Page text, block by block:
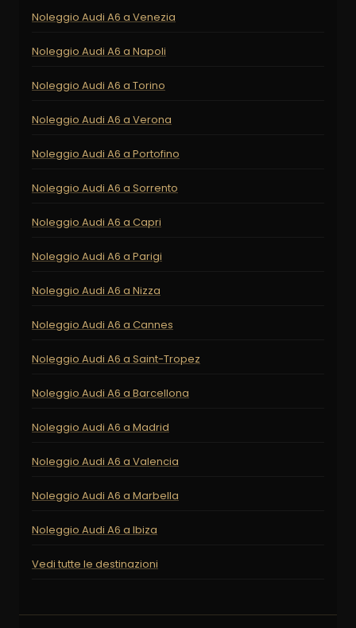
Noleggio Audi A6 a Venezia
Noleggio Audi A6 a Napoli
Noleggio Audi A6 a Torino
Noleggio Audi A6 a Verona
Noleggio Audi A6 a Portofino
Noleggio Audi A6 a Sorrento
Noleggio Audi A6 a Capri
Noleggio Audi A6 a Parigi
Noleggio Audi A6 a Nizza
Noleggio Audi A6 a Cannes
Noleggio Audi A6 a Saint-Tropez
Noleggio Audi A6 a Barcellona
Noleggio Audi A6 a Madrid
Noleggio Audi A6 a Valencia
Noleggio Audi A6 a Marbella
Noleggio Audi A6 a Ibiza
Vedi tutte le destinazioni